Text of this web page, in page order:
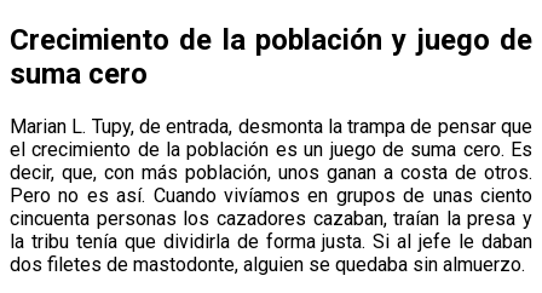
Crecimiento de la población y juego de
suma cero
Marian L. Tupy, de entrada, desmonta la trampa de pensar que
el crecimiento de la población es un juego de suma cero. Es
decir, que, con más población, unos ganan a costa de otros.
Pero no es así. Cuando vivíamos en grupos de unas ciento
cincuenta personas los cazadores cazaban, traían la presa y
la tribu tenía que dividirla de forma justa. Si al jefe le daban
dos filetes de mastodonte, alguien se quedaba sin almuerzo.